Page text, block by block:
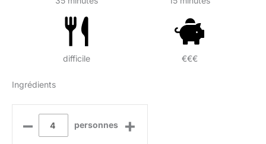
difficile €€€
Ingrédients
– personnes +